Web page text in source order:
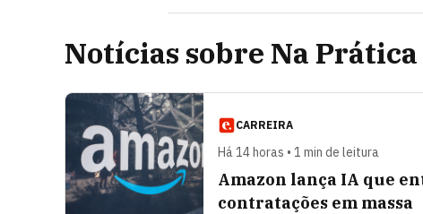
Notícias sobre Na
CARREIRA
Há 14 horas • 1 min de leitura
Amazon lança IA que
contratações em massa